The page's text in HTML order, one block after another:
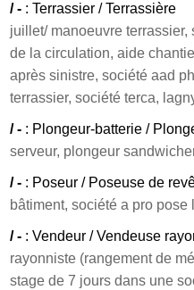
/ - : Terrassier / Terrassière
juillet/ manoeuvre
de la circulation, aide
après sinistre, société aad
terrassier, société terca,
/ - : Plongeur-batterie /
serveur, plongeur
/ - : Poseur / Poseuse de
bâtiment, société a pro
/ - : Vendeur / Vendeuse
rayonniste (rangement de
stage de 7 jours dans une